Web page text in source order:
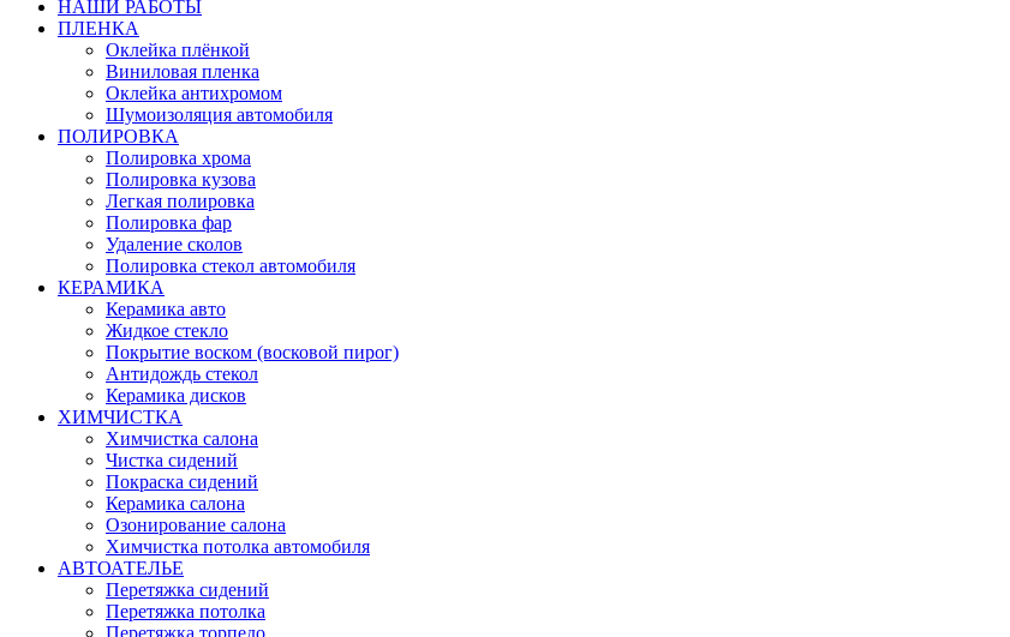
НАШИ РАБОТЫ
ПЛЕНКА
Оклейка плёнкой
Виниловая пленка
Оклейка антихромом
Шумоизоляция автомобиля
ПОЛИРОВКА
Полировка хрома
Полировка кузова
Легкая полировка
Полировка фар
Удаление сколов
Полировка стекол автомобиля
КЕРАМИКА
Керамика авто
Жидкое стекло
Покрытие воском (восковой пирог)
Антидождь стекол
Керамика дисков
ХИМЧИСТКА
Химчистка салона
Чистка сидений
Покраска сидений
Керамика салона
Озонирование салона
Химчистка потолка автомобиля
АВТОАТЕЛЬЕ
Перетяжка сидений
Перетяжка потолка
Перетяжка торпедо